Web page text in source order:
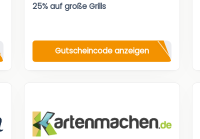
25% auf große Grills
Gutscheincode anzeigen